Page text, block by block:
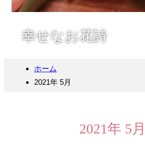
幸せなお花詩
ホーム
2021年 5月
2021年 5月